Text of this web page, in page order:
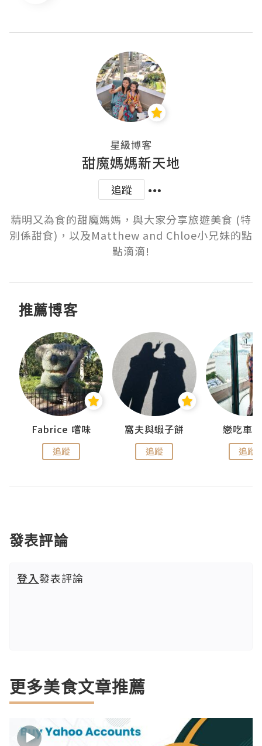
星級博客
甜魔媽媽新天地
追蹤
精明又為食的甜魔媽媽，與大家分享旅遊美食 (特
別係甜食)，以及Matthew and Chloe小兄妹的點
點滴滴!
推薦博客
Fabrice 嚐味
追蹤
窩夫與蝦子餅
追蹤
戀吃車
追蹤
發表評論
登入發表評論
更多美食文章推薦